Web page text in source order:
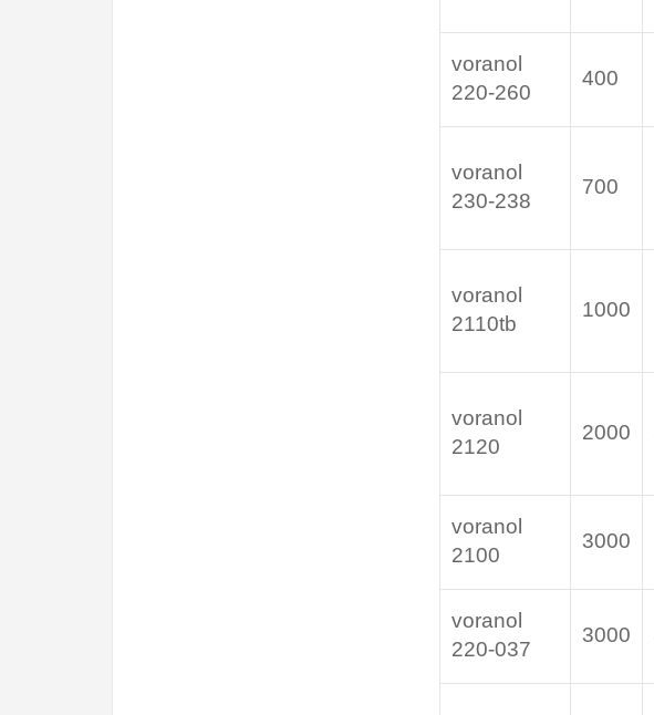
voranol
220-260
400
voranol
230-238
700
voranol
2110tb
1000
voranol
2120
2000
voranol
2100
3000
voranol
220-037
3000